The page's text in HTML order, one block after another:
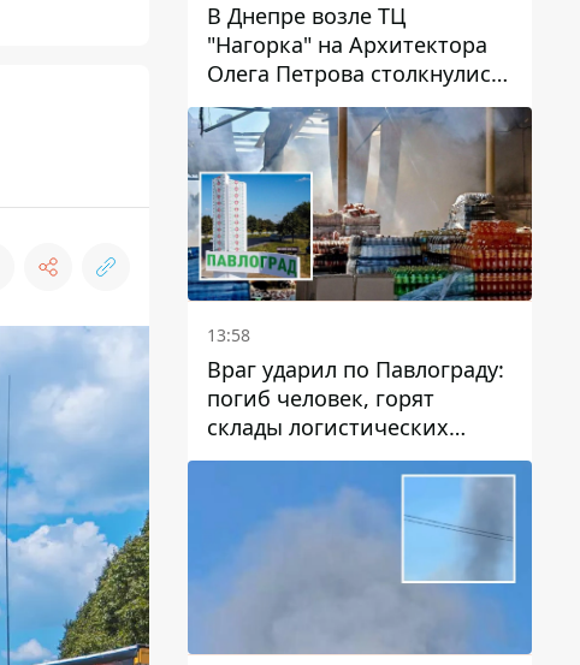
В Днепре возле ТЦ
"Нагорка" на Архитектора
Олега Петрова столкнулись
"скорая" и Toyota: трамваи
№5 задерживаются
13:58
Враг ударил по Павлограду:
погиб человек, горят
склады логистических
компаний и магазина